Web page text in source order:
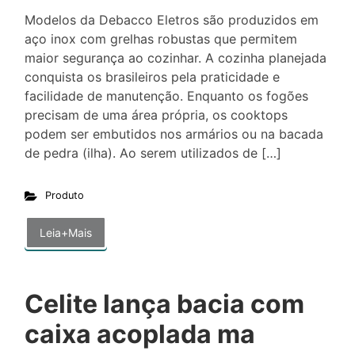
Modelos da Debacco Eletros são produzidos em
aço inox com grelhas robustas que permitem
maior segurança ao cozinhar. A cozinha planejada
conquista os brasileiros pela praticidade e
facilidade de manutenção. Enquanto os fogões
precisam de uma área própria, os cooktops
podem ser embutidos nos armários ou na bacada
de pedra (ilha). Ao serem utilizados de […]
Produto
Leia+Mais
Celite lança bacia com
caixa acoplada ma